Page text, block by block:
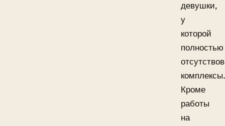
девушки,
у
которой
полностью
комплексы.
Кроме
работы
на